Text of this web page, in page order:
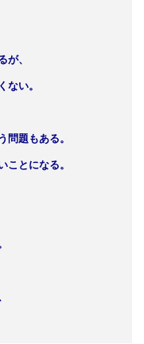
が、
ない。
問題もある。
ことになる。